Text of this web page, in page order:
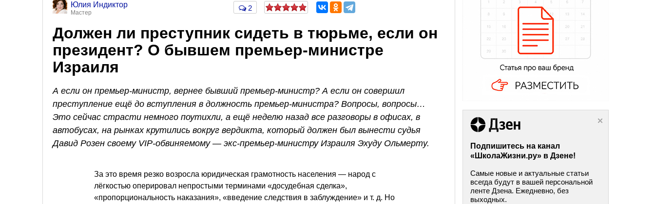
Юлия Индиктор
Мастер
2
Должен ли преступник сидеть в тюрьме, если он
президент? О бывшем премьер-министре
Израиля
А если он премьер-министр, вернее бывший премьер-министр? А если он совершил
преступление ещё до вступления в должность премьер-министра? Вопросы, вопросы…
Это сейчас страсти немного поутихли, а ещё неделю назад все разговоры в офисах, в
автобусах, на рынках крутились вокруг вердикта, который должен был вынести судья
Давид Розен своему VIP-обвиняемому — экс-премьер-министру Израиля Эхуду Ольмерту.
За это время резко возросла юридическая грамотность населения — народ с
лёгкостью оперировал непростыми терминами «досудебная сделка»,
«пропорциональность наказания», «введение следствия в заблуждение» и т. д. Но
Подпишитесь на канал
«ШколаЖизни.ру» в Дзене!
Самые новые и актуальные статьи
всегда будут в вашей персональной
ленте Дзена. Ежедневно, без
выходных.